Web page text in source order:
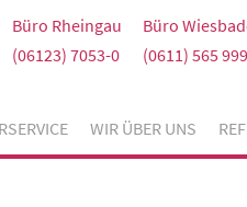
Büro Rheingau
(06123) 7053-0
Büro
(0611) 565
WIR ÜBER UNS